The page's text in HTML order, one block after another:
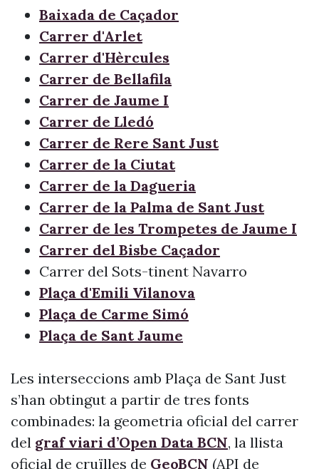
Baixada de Caçador
Carrer d'Arlet
Carrer d'Hèrcules
Carrer de Bellafila
Carrer de Jaume I
Carrer de Lledó
Carrer de Rere Sant Just
Carrer de la Ciutat
Carrer de la Dagueria
Carrer de la Palma de Sant Just
Carrer de les Trompetes de Jaume I
Carrer del Bisbe Caçador
Carrer del Sots-tinent Navarro
Plaça d'Emili Vilanova
Plaça de Carme Simó
Plaça de Sant Jaume
Les interseccions amb Plaça de Sant Just
s’han obtingut a partir de tres fonts
combinades: la geometria oficial del carrer
del graf viari d’Open Data BCN, la llista
oficial de cruïlles de GeoBCN (API de